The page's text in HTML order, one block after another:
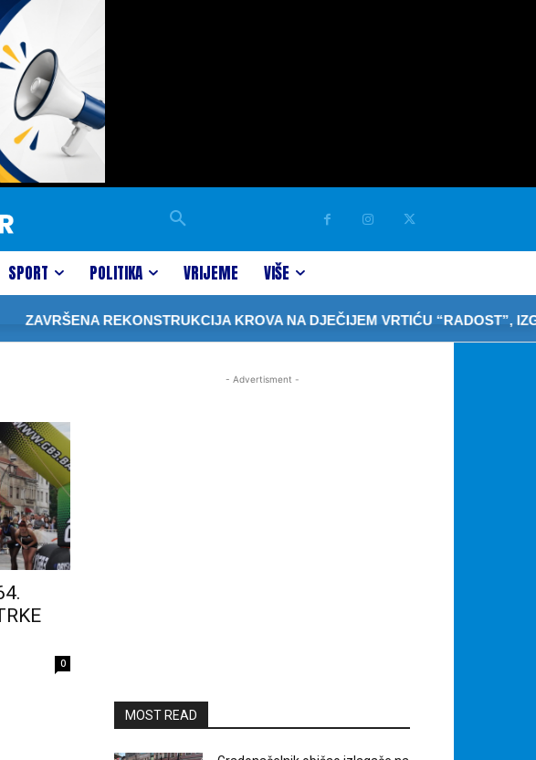
SPORT POLITIKA VRIJEME VIŠE
ZAVRŠENA REKONSTRUKCIJA KROVA NA DJEČIJEM VRTIĆU “RADOST”,
0
- Advertisment -
MOST READ